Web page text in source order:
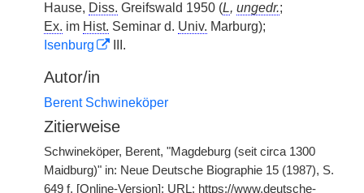
Hause, Diss. Greifswald 1950 (L, ungedr.;
Ex. im Hist. Seminar d. Univ. Marburg);
Isenburg
III.
Autor/in
Berent Schwineköper
Zitierweise
Schwineköper, Berent, "Magdeburg (seit circa 1300
Maidburg)" in: Neue Deutsche Biographie 15 (1987), S.
649 f. [Online-Version]; URL: https://www.deutsche-